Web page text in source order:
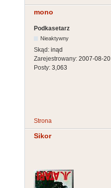
mono
Podkasetarz
Nieaktywny
Skąd: inąd
Zarejestrowany: 2007-08-20
Posty: 3,063
Strona
Sikor